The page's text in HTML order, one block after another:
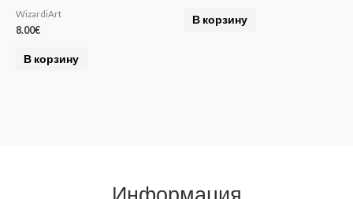
WizardiArt
8.00€
В корзину
В корзину